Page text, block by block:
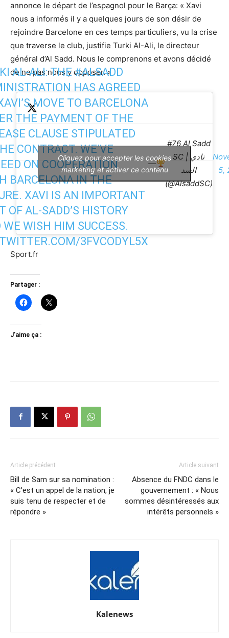
annonce le départ de l’espagnol pour le Barça: « Xavi
nous a informés il y a quelques jours de son désir de
rejoindre Barcelone en ces temps particuliers, vu la crise
que traverse le club, justifie Turki Al-Ali, le directeur
général d’Al Sadd. Nous le comprenons et avons décidé
de ne pas nous y opposer. »
AL-ALI: THE#ALSADD
HAS AGREED
MOVE TO BARCELONA
THE PAYMENT OF THE
CLAUSE STIPULATED
CONTRACT. WE’VE
ON COOPERATION
BARCELONA IN THE
XAVI IS AN IMPORTANT
OF AL-SADD’S HISTORY
WE WISH HIM SUCCESS.
3FVCODYL5X
—
#76 Al Sadd
SC | نادي
السد
(@AlsaddSC)
5,
Cliquez pour accepter les cookies
marketing et activer ce contenu
Sport.fr
Partager :
J’aime ça :
Article précédent
Bill de Sam sur sa nomination :
« C’est un appel de la nation, je
suis tenu de respecter et de
répondre »
Article suivant
Absence du FNDC dans le
gouvernement : « Nous
sommes désintéressés aux
intérêts personnels »
Kalenews